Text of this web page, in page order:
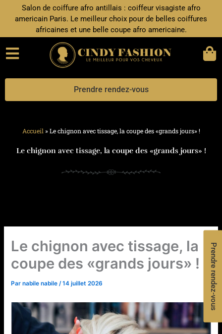
Salon de coiffure afro antillais : coiffeur visagiste afro
americain Paris. Le meilleur choix pour de belles coiffures
africaines et une belle coupe afro americaine.
Prendre rendez-vous
Accueil»Le chignon avec tissage, la coupe des «grands jours» !
Le chignon avec tissage, la coupe des «grands jours» !
Le chignon avec tissage, la
coupe des «grands jours» !
Parnabile nabile /14 juillet 2026 Prendre rendez-vous